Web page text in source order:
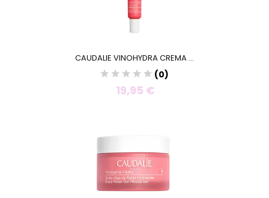
CAUDALIE VINOHYDRA CREMA ...
(0)
19,95 €